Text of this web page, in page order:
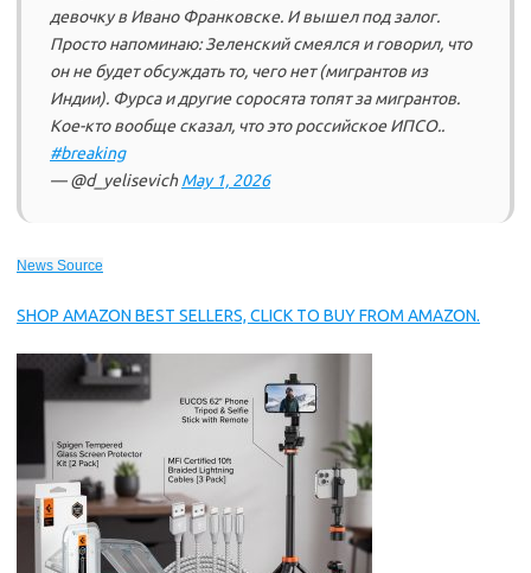
девочку в Ивано Франковске. И вышел под залог.
Просто напоминаю: Зеленский смеялся и говорил, что
он не будет обсуждать то, чего нет (мигрантов из
Индии). Фурса и другие соросята топят за мигрантов.
Кое-кто вообще сказал, что это российское ИПСО..
#breaking
— @d_yelisevichMay 1, 2026
News Source
SHOP AMAZON BEST SELLERS, CLICK TO BUY FROM AMAZON.